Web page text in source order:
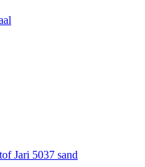
Jari 5037 sand